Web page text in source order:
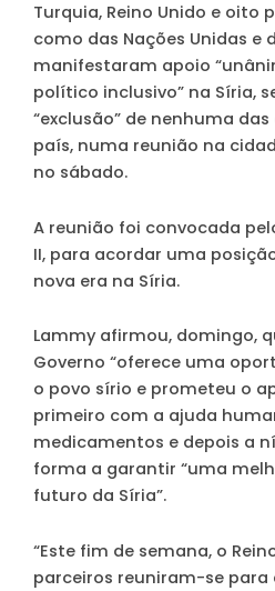
Turquia, Reino Unido e oito
como das Nações Unidas e
manifestaram apoio
político inclusivo” na Síria,
“exclusão” de nenhuma
país, numa reunião na
no sábado.
A reunião foi convocada
II, para acordar uma
nova era na Síria.
Lammy afirmou, domingo,
Governo “oferece uma
o povo sírio e prometeu o
primeiro com a ajuda
medicamentos e depois a
forma a garantir “uma
futuro da Síria”.
“Este fim de semana, o
parceiros reuniram-se